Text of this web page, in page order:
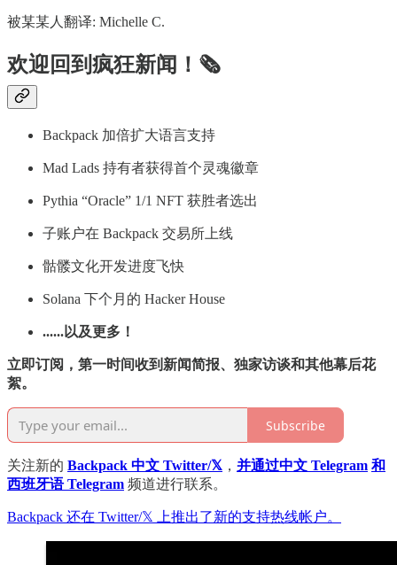
被某某人翻译: Michelle C.
欢迎回到疯狂新闻！🗞️
Backpack 加倍扩大语言支持
Mad Lads 持有者获得首个灵魂徽章
Pythia “Oracle” 1/1 NFT 获胜者选出
子账户在 Backpack 交易所上线
骷髅文化开发进度飞快
Solana 下个月的 Hacker House
......以及更多！
立即订阅，第一时间收到新闻简报、独家访谈和其他幕后花
絮。
Subscribe
关注新的 Backpack 中文 Twitter/𝕏 ， 并通过中文 Telegram 和
西班牙语 Telegram 频道进行联系。
Backpack 还在 Twitter/𝕏 上推出了新的支持热线帐户。